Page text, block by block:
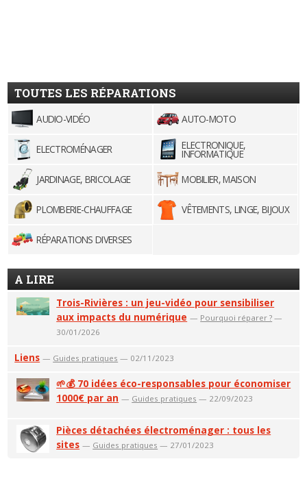
TOUTES LES RÉPARATIONS
AUDIO-VIDÉO AUTO-MOTO
ELECTROMÉNAGER ELECTRONIQUE,
INFORMATIQUE
JARDINAGE, BRICOLAGE
MOBILIER, MAISON
PLOMBERIE-CHAUFFAGE VÊTEMENTS, LINGE, BIJOUX
RÉPARATIONS DIVERSES
A LIRE
Trois-Rivières : un jeu-vidéo pour sensibiliser
aux impacts du numérique — Pourquoi réparer ? —
30/01/2026
Liens — Guides pratiques — 02/11/2023
🌱💰 70 idées éco-responsables pour économiser
1000€ par an — Guides pratiques — 22/09/2023
Pièces détachées électroménager : tous les
sites — Guides pratiques — 27/01/2023